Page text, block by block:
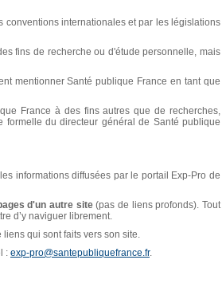
internationales et par les législations
fins de recherche ou d'étude personnelle, mais
mentionner Santé publique France en tant que
France à des fins autres que de recherches,
formelle du directeur général de Santé publique
informations diffusées par le portail Exp-Pro de
d'un autre site(pas de liens profonds). Tout
d’y naviguer librement.
qui sont faits vers son site.
: exp-pro@santepubliquefrance.fr.